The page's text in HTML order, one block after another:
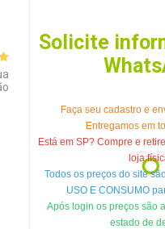
Solicite
Faça seu cadastro e
Entregamos em
Está em SP? Compre e
loja
Todos os preços do site
USO E CONSUMO
Após login os preços são
estado de